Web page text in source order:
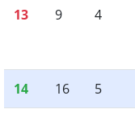
13 9 4
14 16 5